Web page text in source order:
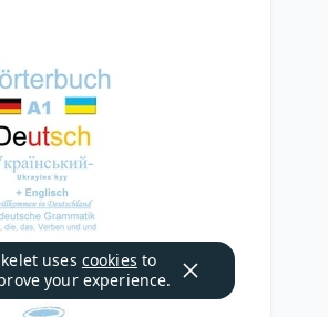
uses cookies to
your experience.